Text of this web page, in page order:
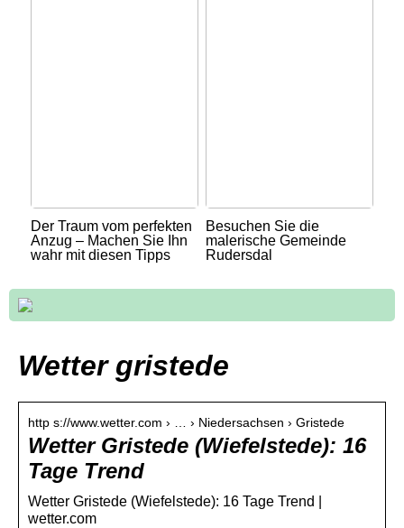
Der Traum vom perfekten
Anzug – Machen Sie Ihn
wahr mit diesen Tipps
Besuchen Sie die
malerische Gemeinde
Rudersdal
Wetter gristede
http s://www.wetter.com › … › Niedersachsen › Gristede
Wetter Gristede (Wiefelstede): 16
Tage Trend
Wetter Gristede (Wiefelstede): 16 Tage Trend |
wetter.com